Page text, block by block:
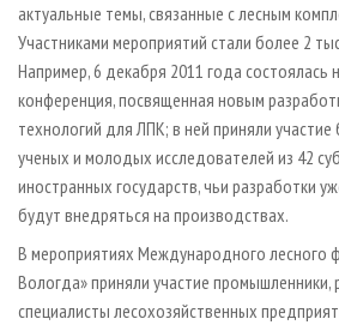
актуальные темы, связанные с лесным
Участниками мероприятий стали более 2
Например, 6 декабря 2011 года состоялась
конференция, посвященная новым
технологий для ЛПК; в ней приняли
ученых и молодых исследователей из 42
иностранных государств, чьи разработки
будут внедряться на производствах.
В мероприятиях Международного лесного
Вологда» приняли участие промышленники,
специалисты лесохозяйственных